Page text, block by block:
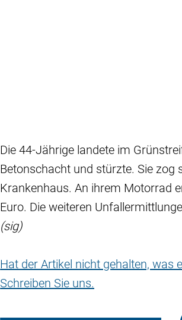
Die 44-Jährige landete im
Betonschacht und stürzte. Sie zog
Krankenhaus. An ihrem Motorrad
Euro. Die weiteren
(sig)
Hat der Artikel nicht gehalten, was
Schreiben Sie uns.